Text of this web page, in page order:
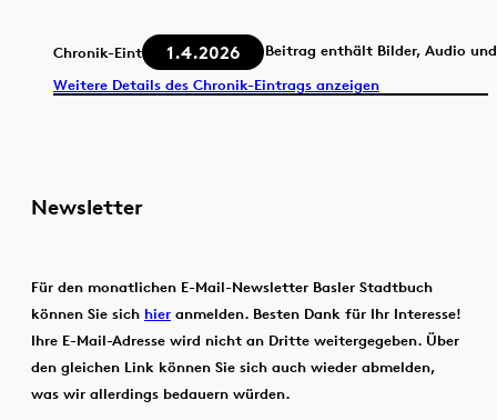
Chronik-Eintrag 1.4.2026
Beitrag enthält Bilder, Audio
Weitere Details des Chronik-Eintrags anzeigen
Newsletter
Für den monatlichen E-Mail-Newsletter Basler Stadtbuch
können Sie sich hier anmelden. Besten Dank für Ihr Interesse!
Ihre E-Mail-Adresse wird nicht an Dritte weitergegeben. Über
den gleichen Link können Sie sich auch wieder abmelden,
was wir allerdings bedauern würden.